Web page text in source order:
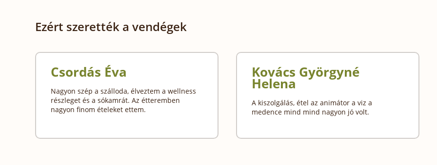
Ezért szerették a vendégek
Csordás Éva
Nagyon szép a szálloda, élveztem a wellness
részleget és a sókamrát. Az étteremben
nagyon finom ételeket ettem.
Kovács Györgyné
Helena
A kiszolgálás, étel az animátor a viz a
medence mind mind nagyon jó volt.